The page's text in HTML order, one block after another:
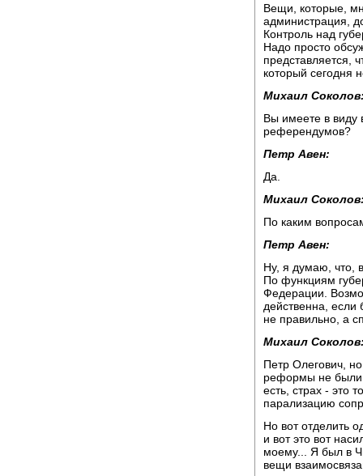
Вещи, которые,
администрация,
Контроль над
Надо просто
представляется,
который сегодня
Михаил
Вы имеете в виду
референдумов?
Петр Авен:
Да.
Михаил
По каким
Петр Авен:
Ну, я думаю, что,
По функциям
Федерации.
действенна, если
не правильно, а
Михаил
Петр Олегович,
реформы не были
есть, страх - это
парализацию
Но вот отделить
и вот это вот
моему... Я был в
вещи